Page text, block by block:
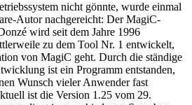
nicht gönnte, wurde einmal
Autor nachgereicht: Der MagiC-
wird seit dem Jahre 1996
zu dem Tool Nr. 1 entwickelt,
von MagiC geht. Durch die ständige
ist ein Programm entstanden,
Wunsch vieler Anwender fast
ist die Version 1.25 vom 29.